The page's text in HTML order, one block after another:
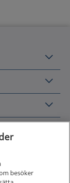
Om
Digital
för 1177 för
besöker